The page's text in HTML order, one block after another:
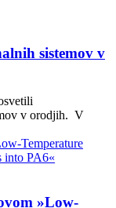
sistemov v
v orodjih. V
»Low-